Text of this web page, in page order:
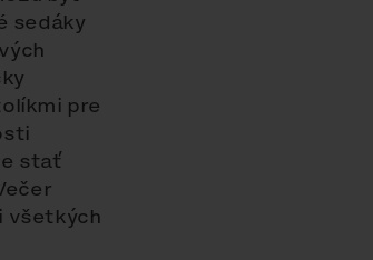
sedáky
pre
stať
všetkých